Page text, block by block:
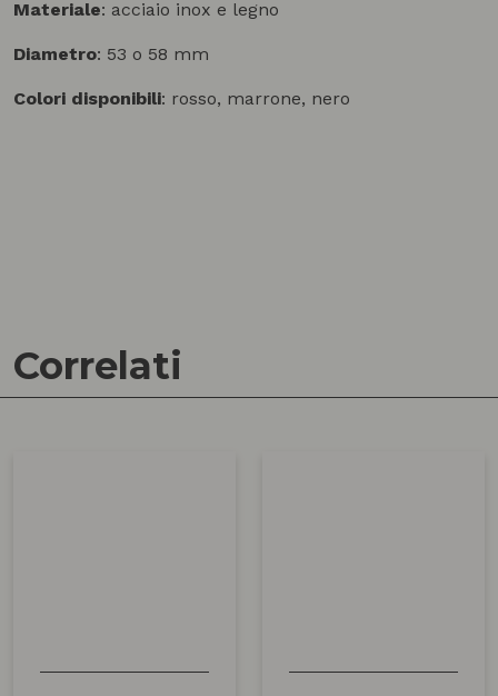
Materiale: acciaio inox e legno
Diametro: 53 o 58 mm
Colori disponibili: rosso, marrone, nero
Correlati